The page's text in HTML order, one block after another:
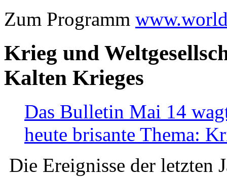
Zum Programm
Krieg und
Kalten Krieges
Das Bulletin Mai 14
heute brisante Thema:
Die Ereignisse der letzten